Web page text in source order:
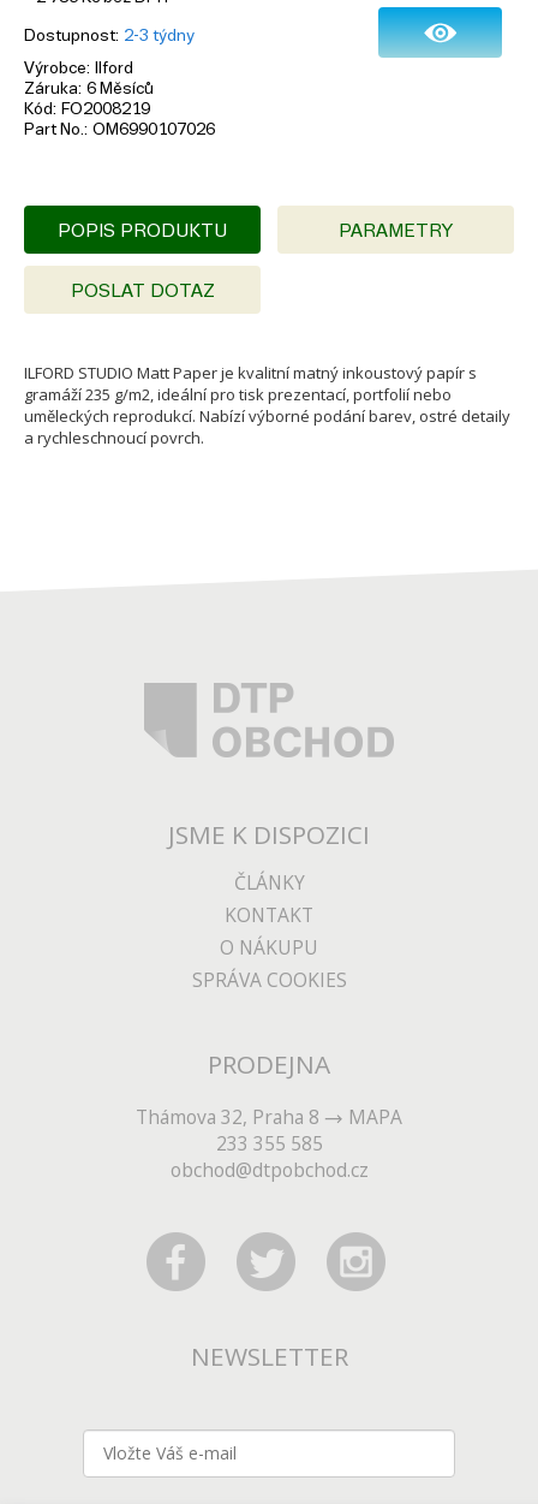
Dostupnost 2-3 týdny
Výrobce
Ilford
Záruka 6 Měsíců
Kód
FO2008219
Part No. OM6990107026
POPIS PRODUKTU PARAMETRY
POSLAT DOTAZ
ILFORD STUDIO Matt Paper je kvalitní matný inkoustový papír s
gramáží 235 g/m2, ideální pro tisk prezentací, portfolií nebo
uměleckých reprodukcí. Nabízí výborné podání barev, ostré detaily
a rychleschnoucí povrch.
JSME K DISPOZICI
ČLÁNKY
KONTAKT
O NÁKUPU
SPRÁVA COOKIES
PRODEJNA
Thámova 32, Praha 8
MAPA
233 355 585
obchod@dtpobchod.cz
NEWSLETTER